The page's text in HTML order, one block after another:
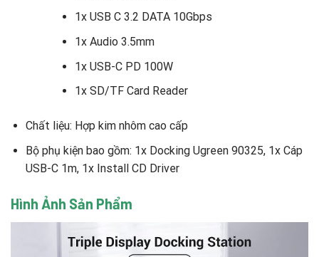
1x USB C 3.2 DATA 10Gbps
1x Audio 3.5mm
1x USB-C PD 100W
1x SD/TF Card Reader
Chất liệu: Hợp kim nhôm cao cấp
Bộ phụ kiện bao gồm: 1x Docking Ugreen 90325, 1x Cáp
USB-C 1m, 1x Install CD Driver
Hình Ảnh Sản Phẩm